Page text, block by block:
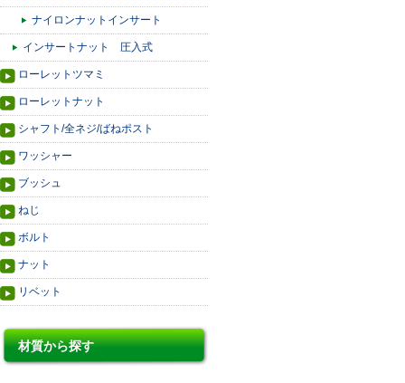
ナイロンナットインサート
インサートナット 圧入式
ローレットツマミ
ローレットナット
シャフト/全ネジ/ばねポスト
ワッシャー
ブッシュ
ねじ
ボルト
ナット
リベット
材質から探す